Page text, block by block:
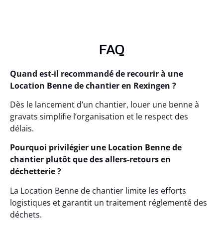
FAQ
Quand est-il recommandé de recourir à une
Location Benne de chantier en Rexingen ?
Dès le lancement d’un chantier, louer une benne à
gravats simplifie l’organisation et le respect des
délais.
Pourquoi privilégier une Location Benne de
chantier plutôt que des allers-retours en
déchetterie ?
La Location Benne de chantier limite les efforts
logistiques et garantit un traitement réglementé des
déchets.